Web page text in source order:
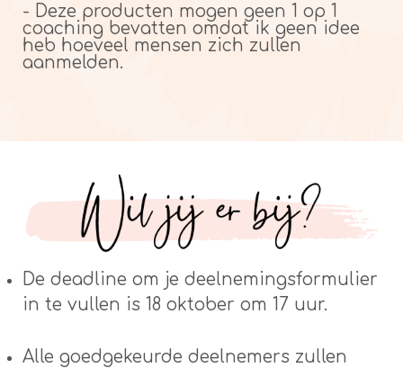
- Deze producten mogen geen 1 op 1
coaching bevatten omdat ik geen idee
heb hoeveel mensen zich zullen
aanmelden.
De deadline om je deelnemingsformulier
in te vullen is 18 oktober om 17 uur.
Alle goedgekeurde deelnemers zullen